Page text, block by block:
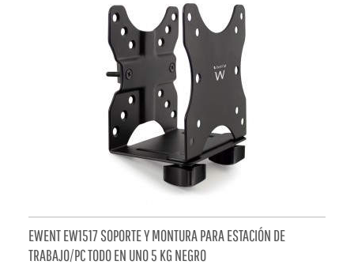
EWENT EW1517 SOPORTE Y MONTURA PARA ESTACIÓN DE
TRABAJO/PC TODO EN UNO 5 KG NEGRO